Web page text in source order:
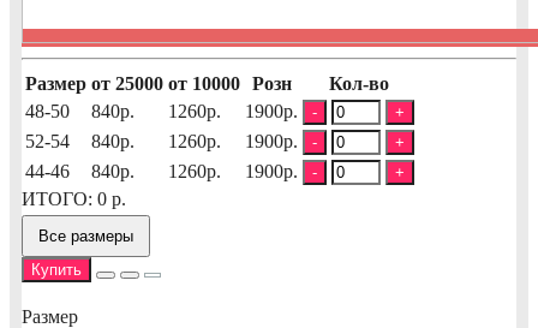
Размер от 25000 от 10000 Розн
Кол-во
48-50
840р. 1260р. 1900р. - +
52-54 840р. 1260р. 1900р. - +
44-46 840р. 1260р. 1900р. - +
ИТОГО: 0 р.
Все размеры
Купить
Размер